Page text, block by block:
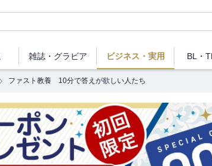
雑誌・ グラビア ビジネス ・実用 BL・TL
ファスト教養 10分で答えが欲しい人たち